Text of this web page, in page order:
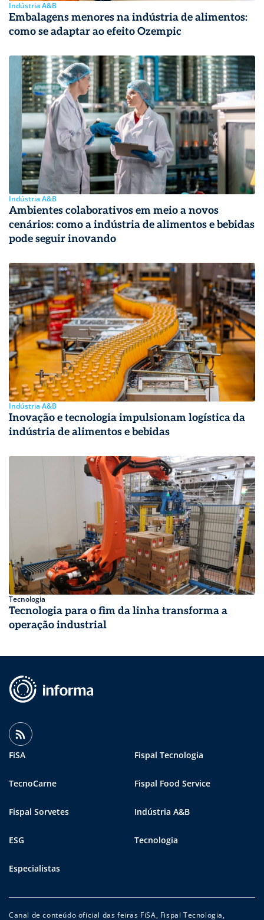
Indústria A&B
Embalagens menores na indústria de alimentos:
como se adaptar ao efeito Ozempic
Indústria A&B
Ambientes colaborativos em meio a novos
cenários: como a indústria de alimentos e bebidas
pode seguir inovando
Indústria A&B
Inovação e tecnologia impulsionam logística da
indústria de alimentos e bebidas
Tecnologia
Tecnologia para o fim da linha transforma a
operação industrial
FiSA Fispal Tecnologia
TecnoCarne Fispal Food Service
Fispal Sorvetes Indústria A&B
ESG Tecnologia
Especialistas
Canal de conteúdo oficial das feiras FiSA, Fispal Tecnologia,